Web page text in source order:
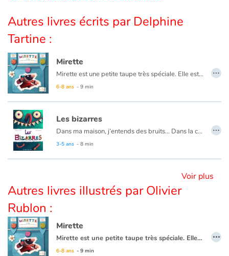
Formats et illustrations
Catalogue anglais
Contraste +
Aide
Accueil
Écoles
Médiathèques
Vidéos & Tutoriaux
Autres livres écrits par Delphine
Tartine :
Mirette
Mirette est une petite taupe très spéciale. Elle est née avec des yeux qui voient ! Et elle veut voir plein de choses. Alors elle part en voyage, chargée d'un bon gâteau au fromage.
6-8 ans - 9 min
…
Les bizarres
Dans ma maison, j’entends des bruits... Dans la cuisine, j’entends « GLOUPS » et dans la salle de bains, j’entends « PLOOOC » et dans la cave, j’entends « CROA ». Mais qui peut bien faire des bruits aussi bizarres ?
3-5 ans - 8 min
…
Voir plus
Autres livres illustrés par Olivier
Rublon :
Mirette
Mirette est une petite taupe très spéciale. Elle est née avec des yeux qui voient ! Et elle veut voir plein de choses. Alors elle part en voyage, chargée d'un bon gâteau au fromage.
6-8 ans - 9 min
…